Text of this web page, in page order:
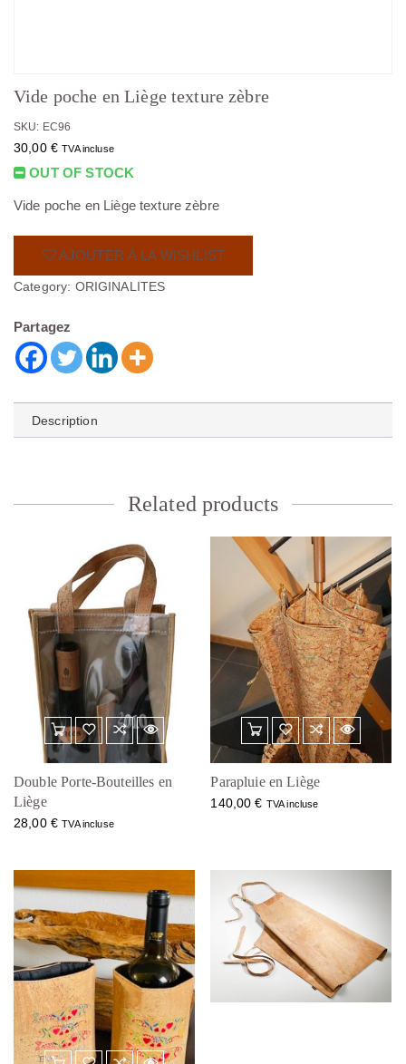
Vide poche en Liège texture zèbre
SKU: EC96
30,00 € TVA incluse
OUT OF STOCK
Vide poche en Liège texture zèbre
AJOUTER À LA WISHLIST
Category: ORIGINALITES
Partagez
Description
Related products
Double Porte-Bouteilles en
Liège
28,00 € TVA incluse
Parapluie en Liège
140,00€ TVA incluse